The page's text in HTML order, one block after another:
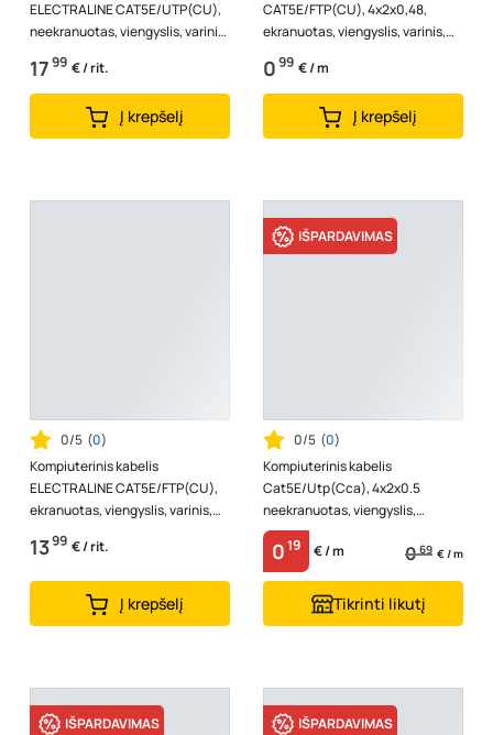
ELECTRALINE CAT5E/UTP(CU),
neekranuotas, viengyslis, varinis,
pilkos spalvos, 14197, (rul 25m)
1799 € / rit.
Į krepšelį
CAT5E/FTP(CU), 4x2x0,48,
ekranuotas, viengyslis, varinis,
juodos spalvos
099 € / m
Į krepšelį
0/5 (0)
Kompiuterinis kabelis
ELECTRALINE CAT5E/FTP(CU),
ekranuotas, viengyslis, varinis,
pilkos spalvos, 14204, (rul 25m)
1399 € / rit.
Į krepšelį
IŠPARDAVIMAS
0/5 (0)
Kompiuterinis kabelis
Cat5E/Utp(Cca), 4x2x0.5
neekranuotas, viengyslis,
variuotas aliuminis, baltos
spalvos
019 € / m 069 € / m
Tikrinti likutį
IŠPARDAVIMAS IŠPARDAVIMAS